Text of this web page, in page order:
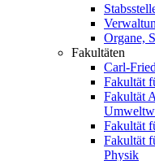
Organe,
Fakultäten
Carl-
Fakultät
Fakultät
Fakultät
Fakultät
Physik